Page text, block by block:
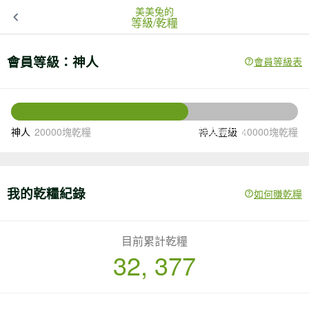
美美兔的
等級/乾糧
會員等級： 神人 會員等級表
塊乾糧升級
神人 20000塊乾糧 神人壹級 40000塊乾糧
我的乾糧紀錄 如何賺乾糧
目前累計乾糧
32, 377